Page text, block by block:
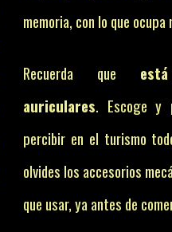
memoria, con lo que
Recuerda que e
auriculares. Escoge y
percibir en el turismo
olvides los accesorios
que usar, ya antes de